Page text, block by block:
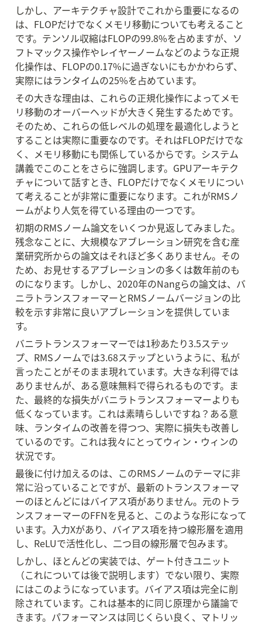
しかし、アーキテクチャ設計でこれから重要になるの
は、FLOPだけでなくメモリ移動についても考えること
です。テンソル収縮はFLOPの99.8%を占めますが、ソ
フトマックス操作やレイヤーノームなどのような正規
化操作は、FLOPの0.17%に過ぎないにもかかわらず、
実際にはランタイムの25%を占めています。
その大きな理由は、これらの正規化操作によってメモ
リ移動のオーバーヘッドが大きく発生するためです。
そのため、これらの低レベルの処理を最適化しようと
することは実際に重要なのです。それはFLOPだけでな
く、メモリ移動にも関係しているからです。システム
講義でこのことをさらに強調します。GPUアーキテク
チャについて話すとき、FLOPだけでなくメモリについ
て考えることが非常に重要になります。これがRMSノ
ームがより人気を得ている理由の一つです。
初期のRMSノーム論文をいくつか見返してみました。
残念なことに、大規模なアブレーション研究を含む産
業研究所からの論文はそれほど多くありません。その
ため、お見せするアブレーションの多くは数年前のも
のになります。しかし、2020年のNangらの論文は、バ
ニラトランスフォーマーとRMSノームバージョンの比
較を示す非常に良いアブレーションを提供していま
す。
バニラトランスフォーマーでは1秒あたり3.5ステッ
プ、RMSノームでは3.68ステップというように、私が
言ったことがそのまま現れています。大きな利得では
ありませんが、ある意味無料で得られるものです。ま
た、最終的な損失がバニラトランスフォーマーよりも
低くなっています。これは素晴らしいですね？ある意
味、ランタイムの改善を得つつ、実際に損失も改善し
ているのです。これは我々にとってウィン・ウィンの
状況です。
最後に付け加えるのは、このRMSノームのテーマに非
常に沿っていることですが、最新のトランスフォーマ
ーのほとんどにはバイアス項がありません。元のトラ
ンスフォーマーのFFNを見ると、このような形になって
います。入力Xがあり、バイアス項を持つ線形層を適用
し、ReLUで活性化し、二つ目の線形層で包みます。
しかし、ほとんどの実装では、ゲート付きユニット
（これについては後で説明します）でない限り、実際
にはこのようになっています。バイアス項は完全に削
除されています。これは基本的に同じ原理から議論で
きます。パフォーマンスは同じくらい良く、マトリッ